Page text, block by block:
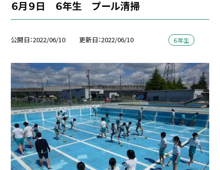
６月９日 ６年生 プール清掃
公開日 2022/06/10 更新日 2022/06/10 ６年生